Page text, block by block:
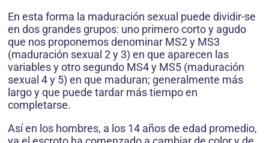
En esta forma la maduración sexual puede dividir-se
en dos grandes grupos: uno primero corto y agudo
que nos proponemos denominar MS2 y MS3
(maduración sexual 2 y 3) en que aparecen las
variables y otro segundo MS4 y MS5 (maduración
sexual 4 y 5) en que maduran; generalmente más
largo y que puede tardar más tiempo en
completarse.
Así en los hombres, a los 14 años de edad promedio,